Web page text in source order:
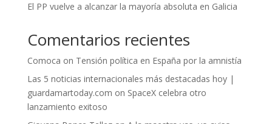
El PP vuelve a alcanzar la mayoría absoluta en Galicia
Comentarios recientes
Comoca on Tensión política en España por la amnistía
Las 5 noticias internacionales más destacadas hoy |
guardamartoday.com on SpaceX celebra otro
lanzamiento exitoso